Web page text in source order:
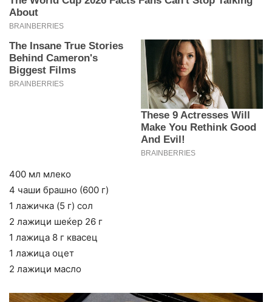
400 мл млеко
4 чаши брашно (600 г)
1 лажичка (5 г) сол
2 лажици шеќер 26 г
1 лажица 8 г квасец
1 лажица оцет
2 лажици масло